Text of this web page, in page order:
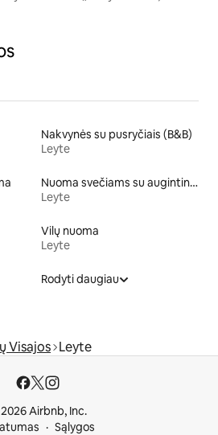
Nakvynės su pusryčiais (B&B)
Leyte
Nuoma svečiams su augintiniais
Leyte
Vilų nuoma
Leyte
Rodyti daugiau
Visajos Leyte
Airbnb, Inc.
Sąlygos